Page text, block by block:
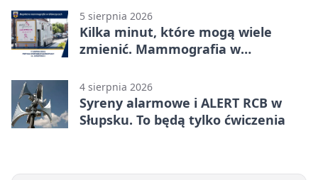
5 sierpnia 2026
Kilka minut, które mogą wiele
zmienić. Mammografia w
4 sierpnia 2026
Syreny alarmowe i ALERT RCB w
Słupsku. To będą tylko ćwiczenia